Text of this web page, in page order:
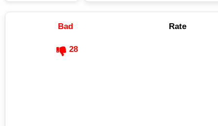
Bad Rate
28